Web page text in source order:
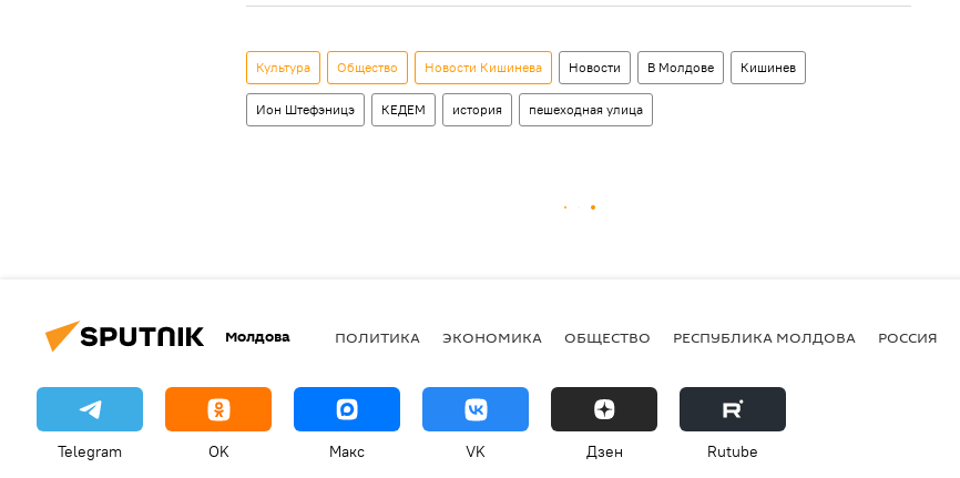
Культура Общество Новости Кишинева Новости В Молдове Кишинев
Ион Штефэницэ КЕДЕМ история пешеходная улица
Молдова ПОЛИТИКА ЭКОНОМИКА ОБЩЕСТВО РЕСПУБЛИКА МОЛДОВА РОССИЯ
Telegram OK Макс VK Дзен Rutube